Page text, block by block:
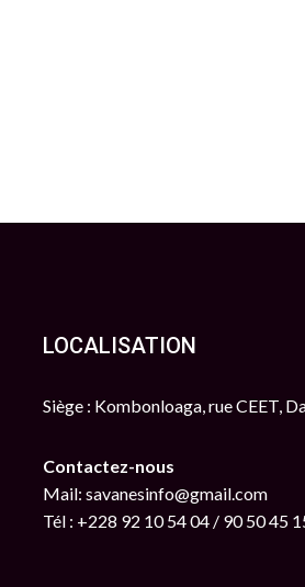
LOCALISATION
Siège : Kombonloaga, rue CEET,
Contactez-nous
Mail: savanesinfo@gmail.com
Tél : +228 92 10 54 04 / 90 50 45